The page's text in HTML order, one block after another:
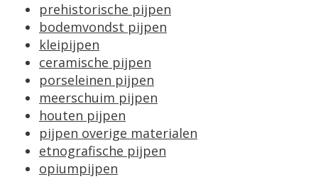
prehistorische pijpen
bodemvondst pijpen
kleipijpen
ceramische pijpen
porseleinen pijpen
meerschuim pijpen
houten pijpen
pijpen overige materialen
etnografische pijpen
opiumpijpen